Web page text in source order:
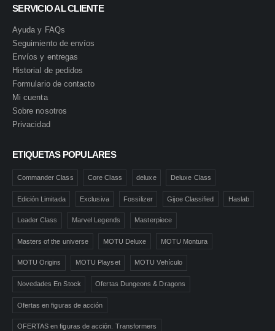
SERVICIO AL CLIENTE
Ayuda y FAQs
Seguimiento de envíos
Envíos y entregas
Historial de pedidos
Formulario de contacto
Mi cuenta
Sobre nosotros
Privacidad
ETIQUETAS POPULARES
Commander Class Core Class deluxe Deluxe Class
Edición Limitada Exclusiva Fossilizer Gijoe Classified Haslab
Leader Class Marvel Legends Masterpiece
Masters of the universe MOTU Deluxe MOTU Montura
MOTU Origins MOTU Playset MOTU Vehículo
Novedades En Stock Ofertas Dungeons & Dragons
Ofertas en figuras de acción
OFERTAS en figuras de acción. Transformers